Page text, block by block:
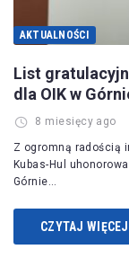
AKTUALNOŚCI
List
dla OIK w
8 miesięcy ago
Z ogromną radością
Kubas-Hul
Górnie…
CZYTAJ WIĘCEJ